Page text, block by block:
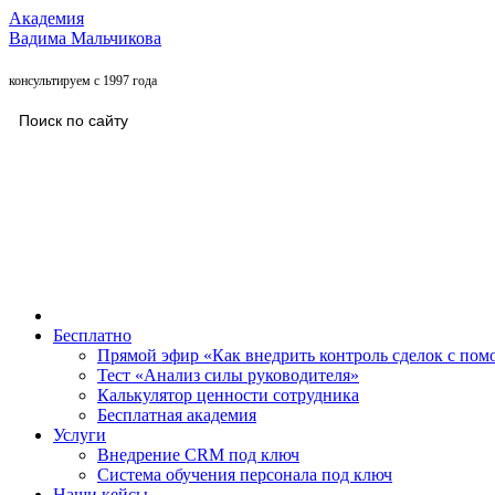
Академия
Вадима Мальчикова
консультируем с 1997 года
Бесплатно
Прямой эфир «Как внедрить контроль сделок с
Тест «Анализ силы руководителя»
Калькулятор ценности сотрудника
Бесплатная академия
Услуги
Внедрение CRM под ключ
Система обучения персонала под ключ